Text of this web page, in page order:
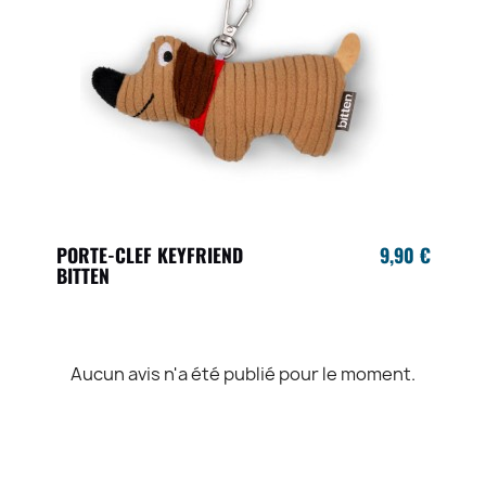
PORTE-CLEF KEYFRIEND
BITTEN
9,90 €
Aucun avis n'a été publié pour le moment.